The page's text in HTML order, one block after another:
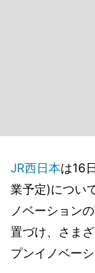
JR西日本は16
業予定)につい
ノベーション
置づけ、さま
プンイノベー